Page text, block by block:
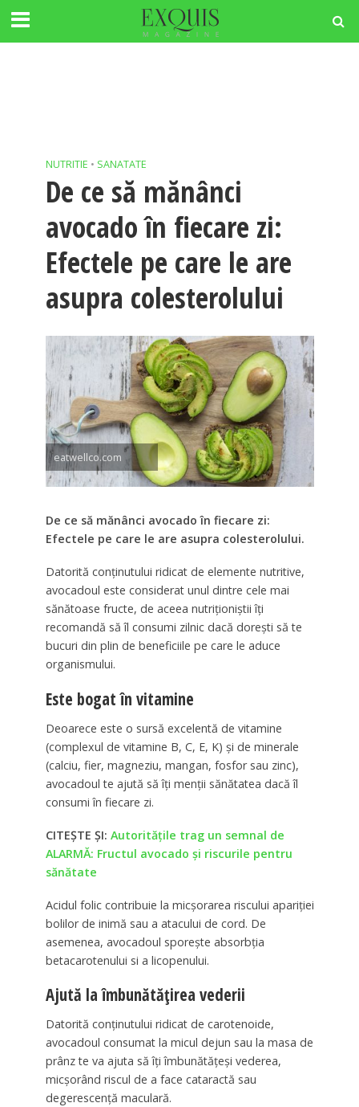
NUTRITIE • SANATATE
De ce să mănânci
avocado în fiecare zi:
Efectele pe care le are
asupra colesterolului
eatwellco.com
De ce să mănânci avocado în fiecare zi:
Efectele pe care le are asupra colesterolului.
Datorită conținutului ridicat de elemente nutritive,
avocadoul este considerat unul dintre cele mai
sănătoase fructe, de aceea nutriționiștii îți
recomandă să îl consumi zilnic dacă dorești să te
bucuri din plin de beneficiile pe care le aduce
organismului.
Este bogat în vitamine
Deoarece este o sursă excelentă de vitamine
(complexul de vitamine B, C, E, K) și de minerale
(calciu, fier, magneziu, mangan, fosfor sau zinc),
avocadoul te ajută să îți menții sănătatea dacă îl
consumi în fiecare zi.
CITEȘTE ȘI: Autorităţile trag un semnal de
ALARMĂ: Fructul avocado şi riscurile pentru
sănătate
Acidul folic contribuie la micșorarea riscului apariției
bolilor de inimă sau a atacului de cord. De
asemenea, avocadoul sporește absorbția
betacarotenului si a licopenului.
Ajută la îmbunătățirea vederii
Datorită conținutului ridicat de carotenoide,
avocadoul consumat la micul dejun sau la masa de
prânz te va ajuta să îți îmbunătățeși vederea,
micșorând riscul de a face cataractă sau
degerescență maculară.